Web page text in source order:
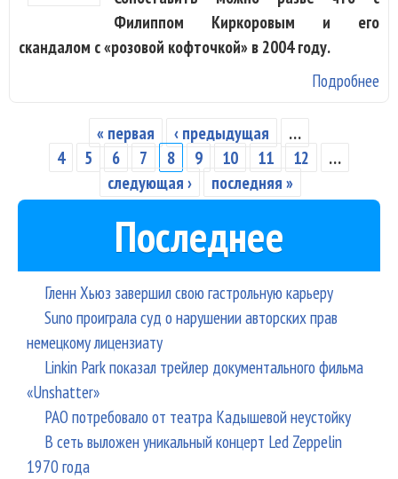
Филиппом Киркоровым и его
скандалом с «розовой кофточкой» в 2004 году.
Подробнее
Страницы
« первая ‹ предыдущая
…
4
5 6 7 8 9 10 11 12
…
следующая ›
последняя »
Последнее
Гленн Хьюз завершил свою гастрольную карьеру
Suno проиграла суд о нарушении авторских прав
немецкому лицензиату
Linkin Park показал трейлер документального фильма
«Unshatter»
РАО потребовало от театра Кадышевой неустойку
В сеть выложен уникальный концерт Led Zeppelin
1970 года